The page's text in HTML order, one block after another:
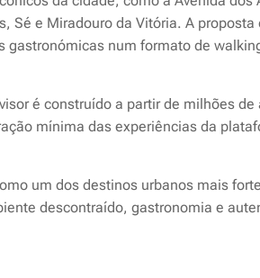
Sé e Miradouro da Vitória. A
num formato de
é construído a partir de milhões
mínima das experiências da
um dos destinos urbanos mais
descontraído, gastronomia e